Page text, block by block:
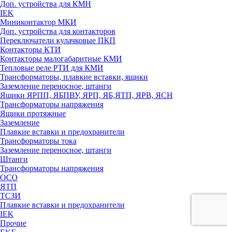
Доп. устройства для КМН
IEK
Миниконтактор МКИ
Доп. устройства для контакторов
Переключатели кулачковые ПКП
Контакторы КТИ
Контакторы малогабаритные КМИ
Тепловые реле РTИ для КМИ
Трансформаторы, плавкие вставки, ящики
Заземление переносное, штанги
Ящики ЯРПП, ЯБПВУ, ЯРП, ЯБ,ЯТП, ЯРВ, ЯСН
Трансформаторы напряжения
Ящики протяжные
Заземление
Плавкие вставки и предохранители
Трансформаторы тока
Заземление переносное, штанги
Штанги
Трансформаторы напряжения
ОСО
ЯТП
ТСЗИ
Плавкие вставки и предохранители
IEK
Прочие